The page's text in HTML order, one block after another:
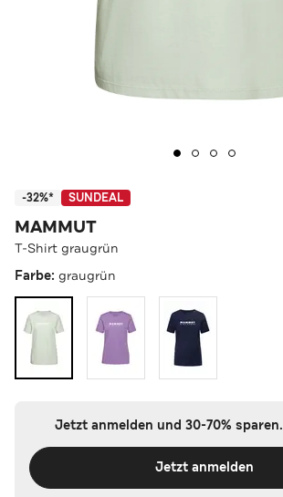
-32%* SUNDEAL
MAMMUT
T-Shirt graugrün
Farbe: graugrün
Jetzt anmelden und 30-70% sparen.
Jetzt anmelden